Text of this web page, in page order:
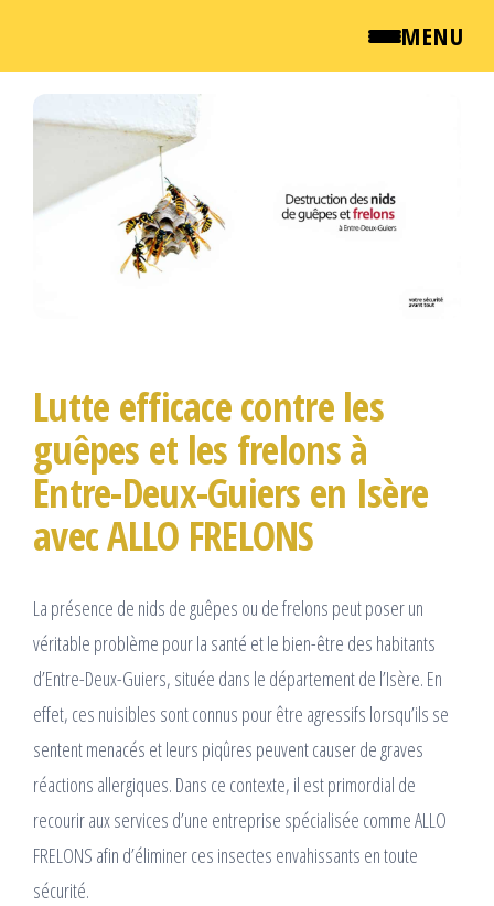
MENU
QUI SOMMES NOUS ?
NEWSROOM
Passer
Lutte efficace contre les
guêpes et les frelons à
Entre-Deux-Guiers en Isère
avec ALLO FRELONS
La présence de nids de guêpes ou de frelons peut poser un
véritable problème pour la santé et le bien-être des habitants
d’Entre-Deux-Guiers, située dans le département de l’Isère. En
effet, ces nuisibles sont connus pour être agressifs lorsqu’ils se
sentent menacés et leurs piqûres peuvent causer de graves
réactions allergiques. Dans ce contexte, il est primordial de
recourir aux services d’une entreprise spécialisée comme ALLO
FRELONS afin d’éliminer ces insectes envahissants en toute
sécurité.